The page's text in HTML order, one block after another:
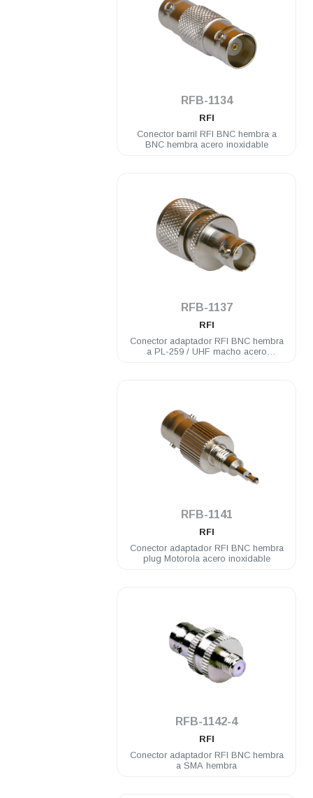
RFB-1134
RFI
Conector barril RFI BNC hembra a
BNC hembra acero inoxidable
RFB-1137
RFI
Conector adaptador RFI BNC hembra
a PL-259 / UHF macho acero
RFB-1141
RFI
Conector adaptador RFI BNC hembra
plug Motorola acero inoxidable
RFB-1142-4
RFI
Conector adaptador RFI BNC hembra
a SMA hembra